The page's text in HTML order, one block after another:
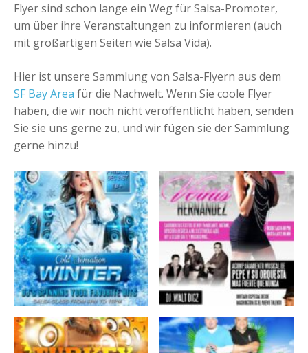
Flyer sind schon lange ein Weg für Salsa-Promoter,
um über ihre Veranstaltungen zu informieren (auch
mit großartigen Seiten wie Salsa Vida).
Hier ist unsere Sammlung von Salsa-Flyern aus dem
SF Bay Area für die Nachwelt. Wenn Sie coole Flyer
haben, die wir noch nicht veröffentlicht haben, senden
Sie sie uns gerne zu, und wir fügen sie der Sammlung
gerne hinzu!